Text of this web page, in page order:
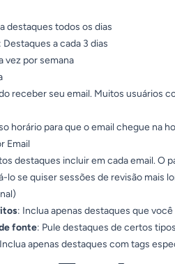
destaques todos os dias
: Destaques a cada 3 dias
vez por semana
receber seu email. Muitos usuários
horário para que o email chegue na
Email
destaques incluir em cada email. O
lo se quiser sessões de revisão mais
: Inclua apenas destaques que
fonte: Pule destaques de certos
apenas destaques com tags